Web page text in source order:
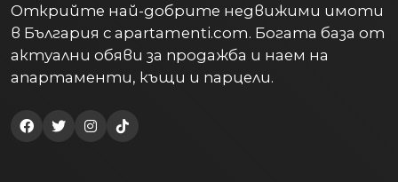
Открийте най-добрите недвижими имоти
в България с apartamenti.com. Богата база от
актуални обяви за продажба и наем на
апартаменти, къщи и парцели.